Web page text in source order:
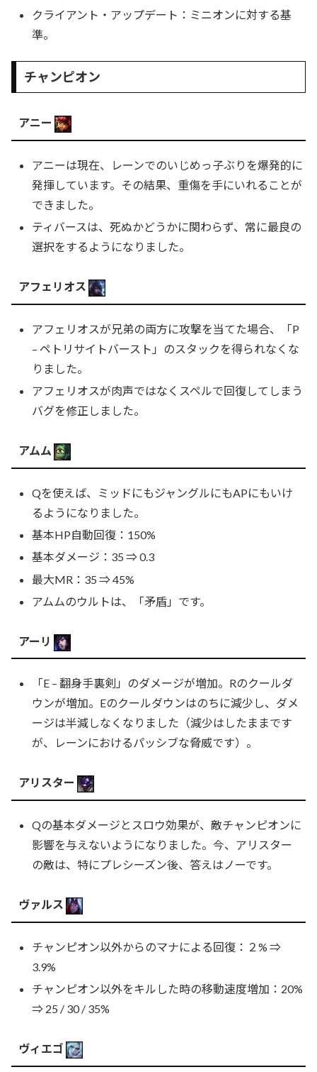
クライアント・アップデート：ミニオンに対する基
準。
チャンピオン
アニー
アニーは現在、レーンでのいじめっ子ぶりを爆発的に
発揮しています。その結果、重傷を手にいれることが
できました。
ティバースは、死ぬかどうかに関わらず、常に最良の
選択をするようになりました。
アフェリオス
アフェリオスが兄弟の両方に攻撃を当てた場合、「P
– ペトリサイトバースト」のスタックを得られなくな
りました。
アフェリオスが肉声ではなくスペルで回復してしまう
バグを修正しました。
アムム
Qを使えば、ミッドにもジャングルにもAPにもいけ
るようになりました。
基本HP自動回復：150%
基本ダメージ：35 ⇒ 0.3
最大MR：35 ⇒ 45%
アムムのウルトは、「矛盾」です。
アーリ
「E – 翻身手裏剣」のダメージが増加。Rのクールダ
ウンが増加。Eのクールダウンはのちに減少し、ダメ
ージは半減しなくなりました（減少はしたままです
が、レーンにおけるパッシブな脅威です）。
アリスター
Qの基本ダメージとスロウ効果が、敵チャンピオンに
影響を与えないようになりました。今、アリスター
の敵は、特にプレシーズン後、答えはノーです。
ヴァルス
チャンピオン以外からのマナによる回復：２% ⇒
3.9%
チャンピオン以外をキルした時の移動速度増加：20%
⇒ 25 / 30 / 35%
ヴィエゴ